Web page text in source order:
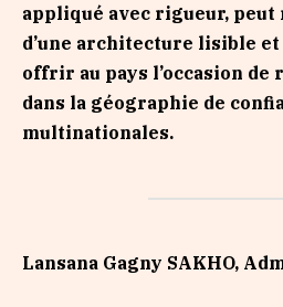
appliqué avec rigueur,
d’une architecture lisible
offrir au pays l’occasion
dans la géographie de
multinationales.
Lansana Gagny SAKHO,